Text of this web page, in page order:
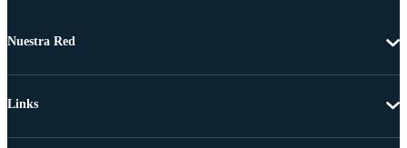
Nuestra Red
Links